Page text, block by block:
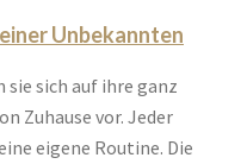
Unbekannten
sie sich auf ihre ganz
Zuhause vor. Jeder
eigene Routine. Die